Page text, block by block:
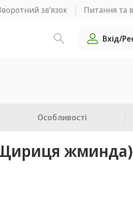
зв’язок Питання та
Вхід/
Особливості
жминда)